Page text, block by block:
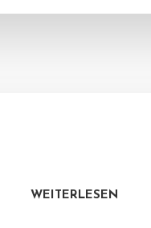
WEITERLESEN